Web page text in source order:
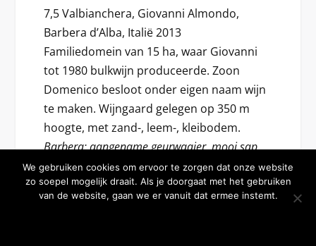
7,5 Valbianchera, Giovanni Almondo,
Barbera d’Alba, Italië 2013
Familiedomein van 15 ha, waar Giovanni
tot 1980 bulkwijn produceerde. Zoon
Domenico besloot onder eigen naam wijn
te maken. Wijngaard gelegen op 350 m
hoogte, met zand-, leem-, kleibodem.
Barbera; aangename geurwaaier, mooi sap,
malse tonen, goede zuren en bitters, rondeur,
mooi versmolten, fijne kruidigheid, heel mooie
balans, opwekkend, vulling, rullig, schoon, veel
We gebruiken cookies om ervoor te zorgen dat onze website
zo soepel mogelijk draait. Als je doorgaat met het gebruiken
van de website, gaan we er vanuit dat ermee instemt.